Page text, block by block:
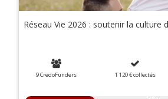
Réseau Vie 2026 : soutenir la culture
9 CredoFunders 1 120 €collectés